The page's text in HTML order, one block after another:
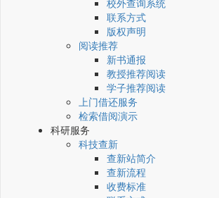
校外查询系统
联系方式
版权声明
阅读推荐
新书通报
教授推荐阅读
学子推荐阅读
上门借还服务
检索借阅演示
科研服务
科技查新
查新站简介
查新流程
收费标准